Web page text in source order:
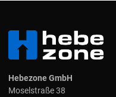
Hebezone GmbH
Moselstraße 38